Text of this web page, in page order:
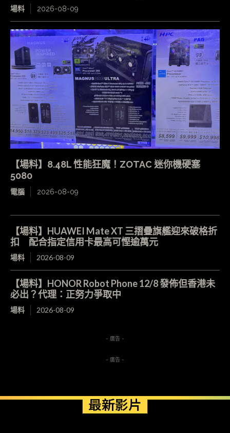
場料 2026-08-09
【場料】8.48L 性能狂魔！ZOTAC 迷你機硬塞
5080
電腦 2026-08-09
【場料】HUAWEI Mate XT 三摺疊旗艦迎來破格折
扣 配合指定信用卡最高可慳逾萬元
場料 2026-08-09
【場料】HONOR Robot Phone 12/8 發佈但香港未
必出？代理：正努力爭取中
場料 2026-08-09
- 廣告 -
- 廣告 -
最新影片